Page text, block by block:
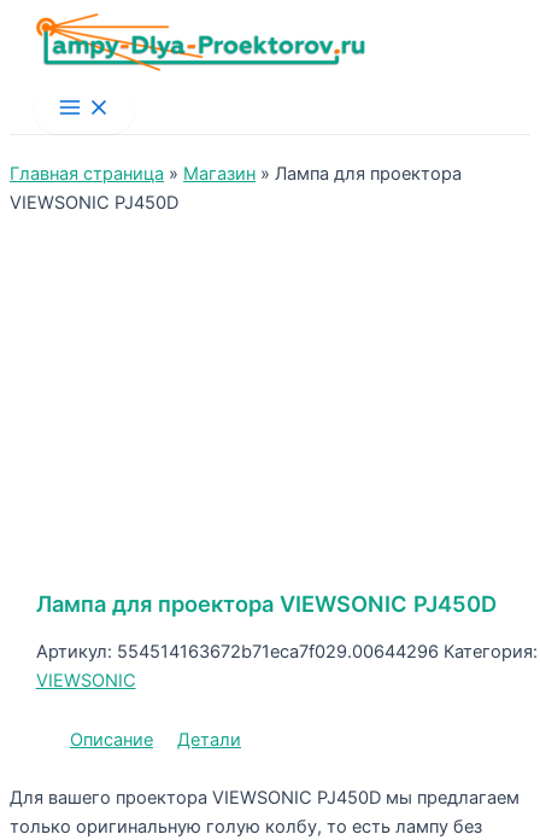
Main
Menu
Главная страница » Магазин » Лампа для проектора
VIEWSONIC PJ450D
Лампа для проектора VIEWSONIC PJ450D
Артикул: 554514163672b71eca7f029.00644296 Категория:
VIEWSONIC
Описание Детали
Для вашего проектора VIEWSONIC PJ450D мы предлагаем
только оригинальную голую колбу, то есть лампу без